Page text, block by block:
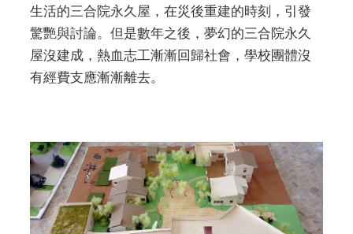
生活的三合院永久屋，在災後重建的時刻，引發
驚艷與討論。但是數年之後，夢幻的三合院永久
屋沒建成，熱血志工漸漸回歸社會，學校團體沒
有經費支應漸漸離去。